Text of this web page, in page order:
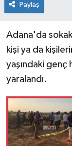
Paylaş
Adana'da
kişi ya da
yaşındaki genç
yaralandı.